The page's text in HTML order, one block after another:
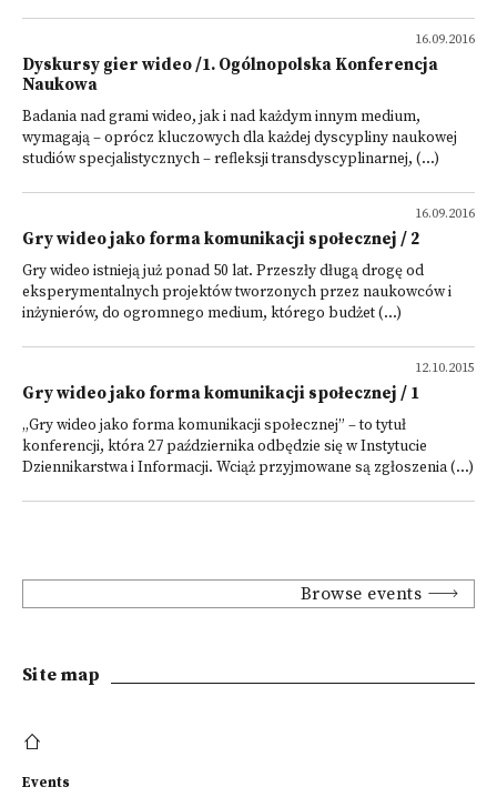
16.09.2016
Dyskursy gier wideo /1. Ogólnopolska Konferencja
Naukowa
Badania nad grami wideo, jak i nad każdym innym medium,
wymagają – oprócz kluczowych dla każdej dyscypliny naukowej
studiów specjalistycznych – refleksji transdyscyplinarnej, (...)
16.09.2016
Gry wideo jako forma komunikacji społecznej / 2
Gry wideo istnieją już ponad 50 lat. Przeszły długą drogę od
eksperymentalnych projektów tworzonych przez naukowców i
inżynierów, do ogromnego medium, którego budżet (...)
12.10.2015
Gry wideo jako forma komunikacji społecznej / 1
„Gry wideo jako forma komunikacji społecznej” – to tytuł
konferencji, która 27 października odbędzie się w Instytucie
Dziennikarstwa i Informacji. Wciąż przyjmowane są zgłoszenia (...)
Browse events
Site map
Events